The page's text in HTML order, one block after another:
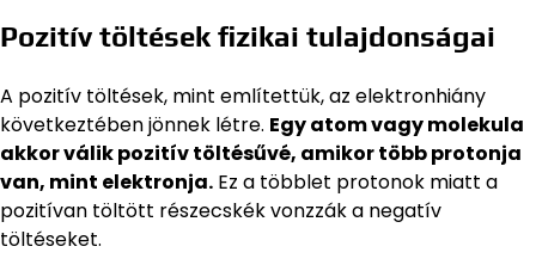
Pozitív töltések fizikai tulajdonságai
A pozitív töltések, mint említettük, az elektronhiány
következtében jönnek létre. Egy atom vagy molekula
akkor válik pozitív töltésűvé, amikor több protonja
van, mint elektronja. Ez a többlet protonok miatt a
pozitívan töltött részecskék vonzzák a negatív
töltéseket.